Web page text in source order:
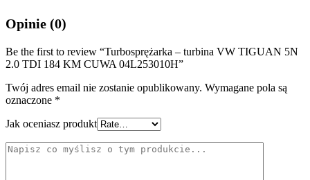
Opinie (0)
Be the first to review “Turbosprężarka – turbina VW TIGUAN 5N
2.0 TDI 184 KM CUWA 04L253010H”
Twój adres email nie zostanie opublikowany. Wymagane pola są
oznaczone *
Jak oceniasz produkt